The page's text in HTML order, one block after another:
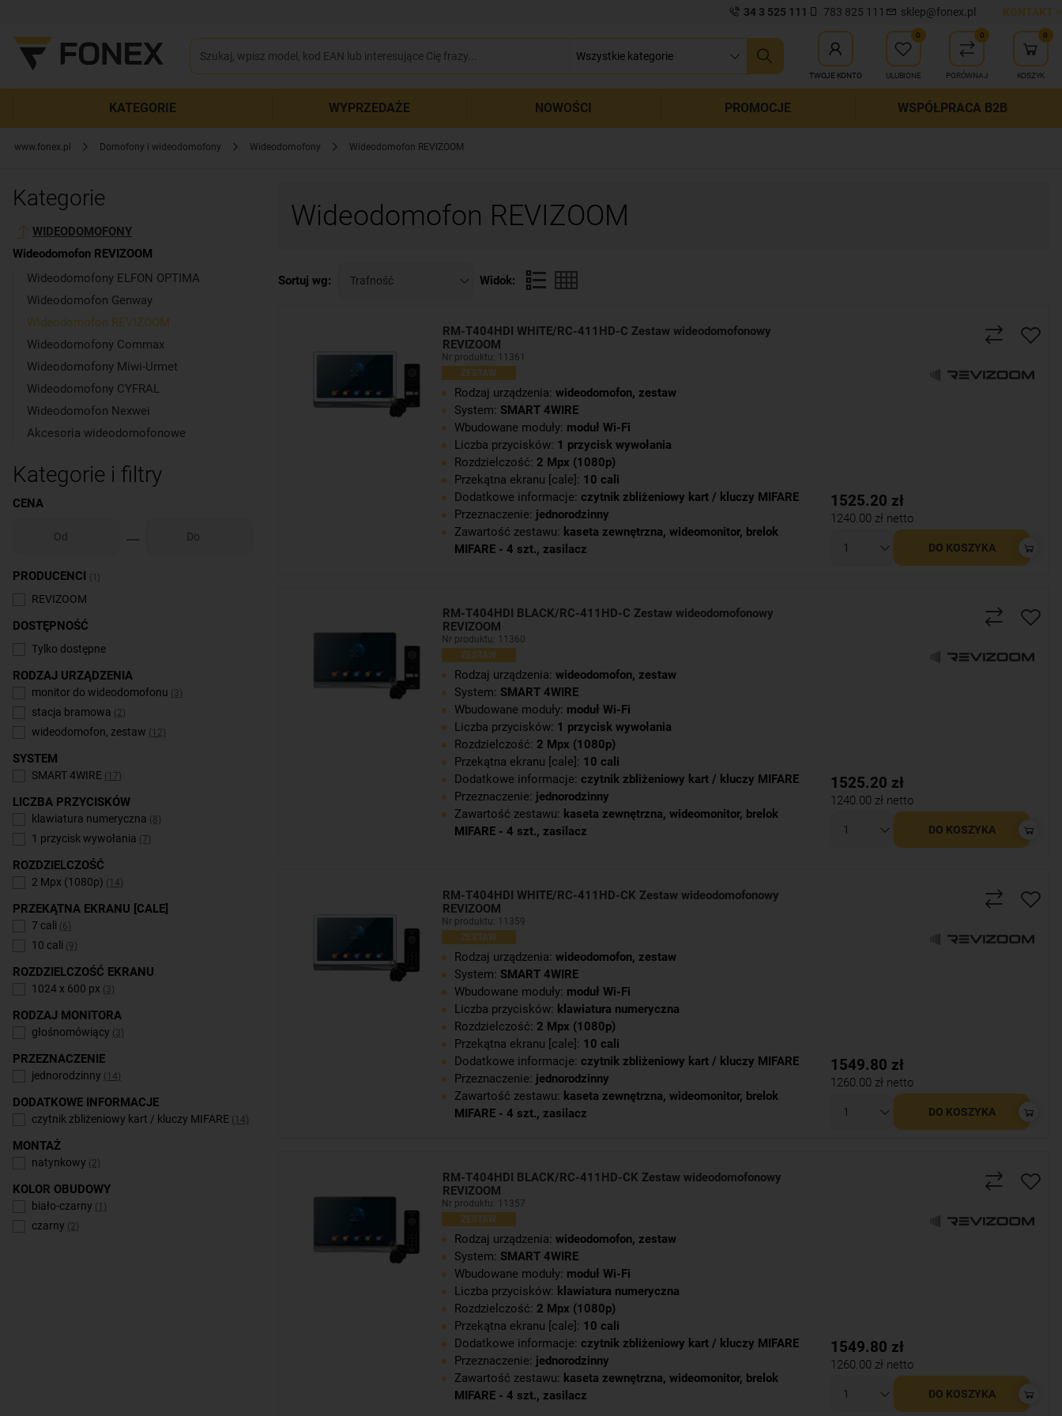
34 3 525 111 783 825 111 sklep@fonex.pl KONTAKT >
zamknij wyszukiwanie
TWOJE KONTO
0
ULUBIONE
0
PORÓWNAJ
0
KOSZYK
KATEGORIE WYPRZEDAŻE NOWOŚCI PROMOCJE WSPÓŁPRACA B2B
www.fonex.pl Domofony i wideodomofony Wideodomofony Wideodomofon REVIZOOM
Kategorie
WIDEODOMOFONY
Wideodomofon REVIZOOM
Wideodomofony ELFON OPTIMA
Wideodomofon Genway
Wideodomofon REVIZOOM
Wideodomofony Commax
Wideodomofony Miwi-Urmet
Wideodomofony CYFRAL
Wideodomofon Nexwei
Akcesoria wideodomofonowe
Kategorie i filtry
CENA
PRODUCENCI (1)
REVIZOOM
DOSTĘPNOŚĆ
Tylko dostępne
RODZAJ URZĄDZENIA
monitor do wideodomofonu (3)
stacja bramowa (2)
wideodomofon, zestaw (12)
SYSTEM
SMART 4WIRE (17)
LICZBA PRZYCISKÓW
klawiatura numeryczna (8)
1 przycisk wywołania (7)
ROZDZIELCZOŚĆ
2 Mpx (1080p) (14)
PRZEKĄTNA EKRANU [CALE]
7 cali (6)
10 cali (9)
ROZDZIELCZOŚĆ EKRANU
1024 x 600 px (3)
RODZAJ MONITORA
głośnomówiący (3)
PRZEZNACZENIE
jednorodzinny (14)
DODATKOWE INFORMACJE
czytnik zbliżeniowy kart / kluczy MIFARE (14)
MONTAŻ
natynkowy (2)
KOLOR OBUDOWY
biało-czarny (1)
czarny (2)
Wideodomofon REVIZOOM
Sortuj wg: Widok:
RM-T404HDI WHITE/RC-411HD-C Zestaw wideodomofonowy
REVIZOOM
Nr produktu: 11361
ZESTAW
Rodzaj urządzenia: wideodomofon, zestaw
System: SMART 4WIRE
Wbudowane moduły: moduł Wi-Fi
Liczba przycisków: 1 przycisk wywołania
Rozdzielczość: 2 Mpx (1080p)
Przekątna ekranu [cale]: 10 cali
Dodatkowe informacje: czytnik zbliżeniowy kart / kluczy MIFARE
Przeznaczenie: jednorodzinny
Zawartość zestawu: kaseta zewnętrzna, wideomonitor, brelok
MIFARE - 4 szt., zasilacz
1525.20 zł
1240.00 zł netto
DO KOSZYKA
RM-T404HDI BLACK/RC-411HD-C Zestaw wideodomofonowy
REVIZOOM
Nr produktu: 11360
ZESTAW
Rodzaj urządzenia: wideodomofon, zestaw
System: SMART 4WIRE
Wbudowane moduły: moduł Wi-Fi
Liczba przycisków: 1 przycisk wywołania
Rozdzielczość: 2 Mpx (1080p)
Przekątna ekranu [cale]: 10 cali
Dodatkowe informacje: czytnik zbliżeniowy kart / kluczy MIFARE
Przeznaczenie: jednorodzinny
Zawartość zestawu: kaseta zewnętrzna, wideomonitor, brelok
MIFARE - 4 szt., zasilacz
1525.20 zł
1240.00 zł netto
DO KOSZYKA
RM-T404HDI WHITE/RC-411HD-CK Zestaw wideodomofonowy
REVIZOOM
Nr produktu: 11359
ZESTAW
Rodzaj urządzenia: wideodomofon, zestaw
System: SMART 4WIRE
Wbudowane moduły: moduł Wi-Fi
Liczba przycisków: klawiatura numeryczna
Rozdzielczość: 2 Mpx (1080p)
Przekątna ekranu [cale]: 10 cali
Dodatkowe informacje: czytnik zbliżeniowy kart / kluczy MIFARE
Przeznaczenie: jednorodzinny
Zawartość zestawu: kaseta zewnętrzna, wideomonitor, brelok
MIFARE - 4 szt., zasilacz
1549.80 zł
1260.00 zł netto
DO KOSZYKA
RM-T404HDI BLACK/RC-411HD-CK Zestaw wideodomofonowy
REVIZOOM
Nr produktu: 11357
ZESTAW
Rodzaj urządzenia: wideodomofon, zestaw
System: SMART 4WIRE
Wbudowane moduły: moduł Wi-Fi
Liczba przycisków: klawiatura numeryczna
Rozdzielczość: 2 Mpx (1080p)
Przekątna ekranu [cale]: 10 cali
Dodatkowe informacje: czytnik zbliżeniowy kart / kluczy MIFARE
Przeznaczenie: jednorodzinny
Zawartość zestawu: kaseta zewnętrzna, wideomonitor, brelok
MIFARE - 4 szt., zasilacz
1549.80 zł
1260.00 zł netto
DO KOSZYKA